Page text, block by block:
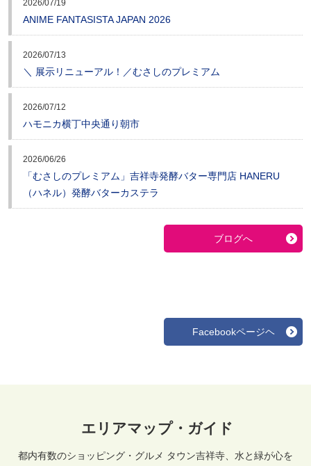
2026/07/19
ANIME FANTASISTA JAPAN 2026
2026/07/13
＼ 展示リニューアル！／むさしのプレミアム
2026/07/12
ハモニカ横丁中央通り朝市
2026/06/26
「むさしのプレミアム」吉祥寺発酵バター専門店 HANERU
（ハネル）発酵バターカステラ
ブログへ
Facebookページヘ
エリアマップ・ガイド
都内有数のショッピング・グルメ タウン吉祥寺、水と緑が心を